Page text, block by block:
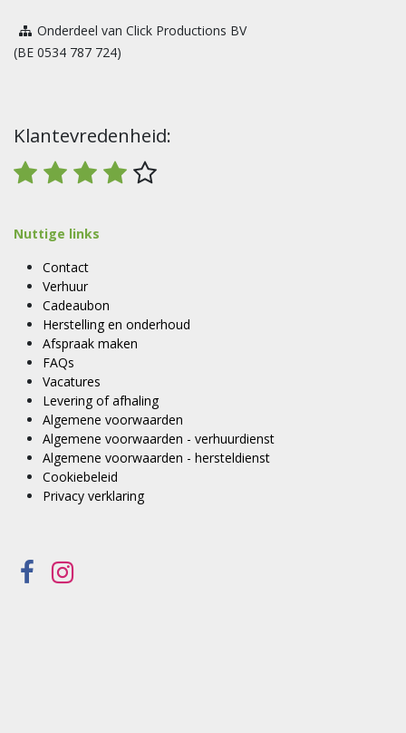
Onderdeel van Click Productions BV
(BE 0534 787 724)
Klantevredenheid:
Nuttige links
Contact
Verhuur
Cadeaubon
Herstelling en onderhoud
Afspraak maken
FAQs
Vacatures
Levering of afhaling
Algemene voorwaarden
Algemene voorwaarden - verhuurdienst
Algemene voorwaarden - hersteldienst
Cookiebeleid
Privacy verklaring